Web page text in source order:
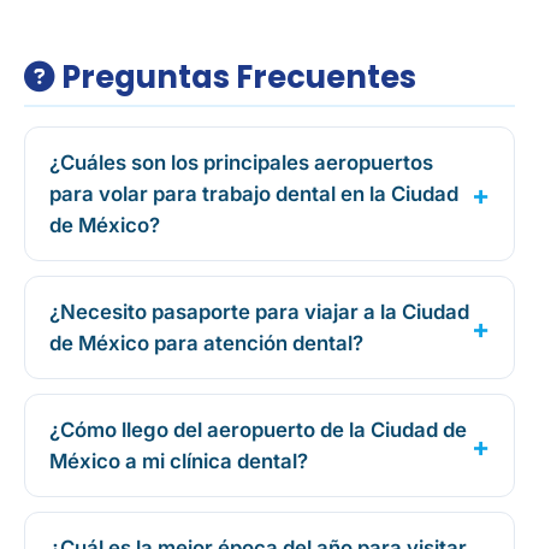
Preguntas Frecuentes
¿Cuáles son los principales aeropuertos
para volar para trabajo dental en la Ciudad
de México?
¿Necesito pasaporte para viajar a la Ciudad
de México para atención dental?
¿Cómo llego del aeropuerto de la Ciudad de
México a mi clínica dental?